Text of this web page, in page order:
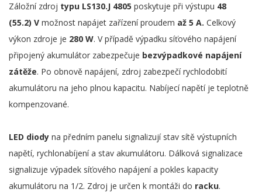
Záložní zdroj typu LS130.J 4805 poskytuje při výstupu 48
(55.2) V možnost napájet zařízení proudem až 5 A. Celkový
výkon zdroje je 280 W. V případě výpadku síťového napájení
připojený akumulátor zabezpečuje bezvýpadkové napájení
zátěže. Po obnově napájení, zdroj zabezpečí rychlodobití
akumulátoru na jeho plnou kapacitu. Nabíjecí napětí je teplotně
kompenzované.
LED diody na předním panelu signalizují stav sítě výstupních
napětí, rychlonabíjení a stav akumulátoru. Dálková signalizace
signalizuje výpadek síťového napájení a pokles kapacity
akumulátoru na 1/2. Zdroj je určen k montáži do racku.